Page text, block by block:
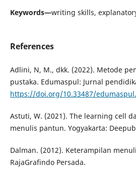
Keywords—writing skills,
References
Adlini, N, M., dkk. (2022). Metode
pustaka. Edumaspul: Jurnal
https://doi.org/10.33487/
Astuti, W. (2021). The learning cell
menulis pantun. Yogyakarta:
Dalman. (2012). Keterampilan
RajaGrafindo Persada.